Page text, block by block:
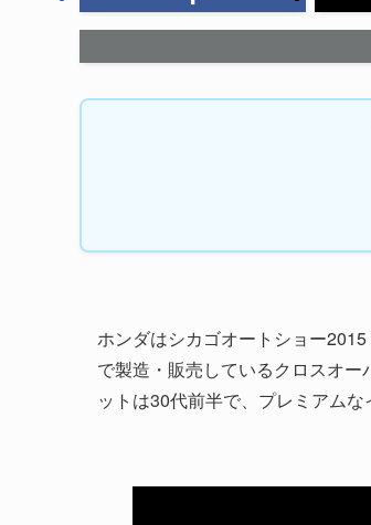
ホンダはシカゴオートショー
で製造・販売しているクロスオ
ットは30代前半で、プレミアム